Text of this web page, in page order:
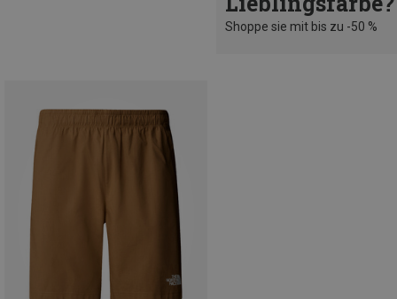
Shoppe sie mit bis zu -50 %